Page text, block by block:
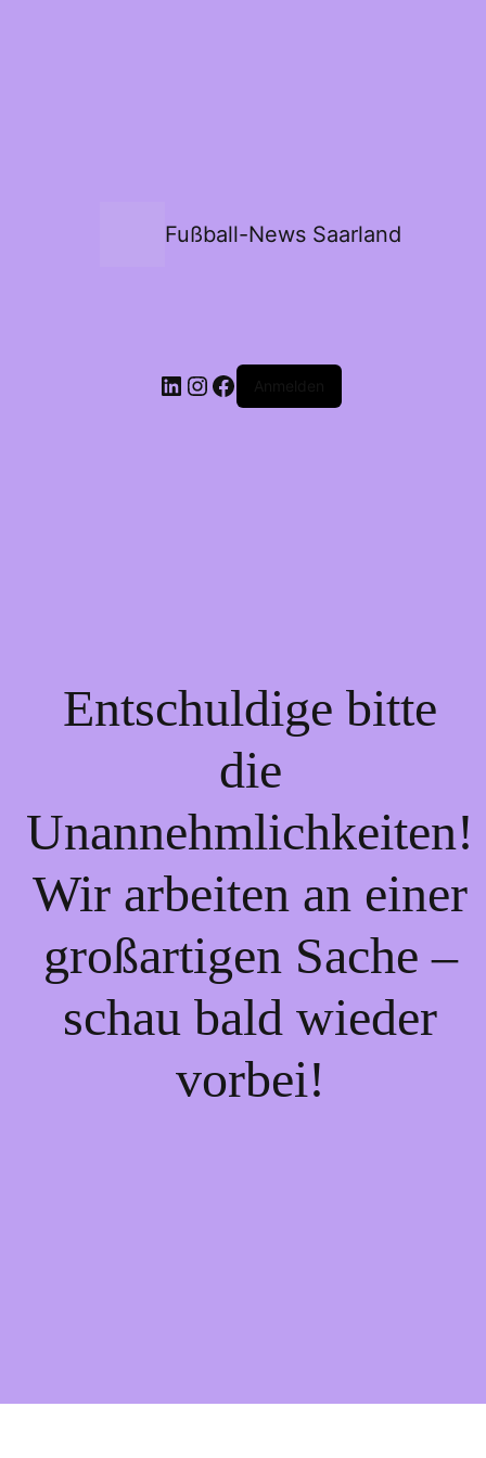
Fußball-News Saarland
Entschuldige bitte
die
Unannehmlichkeiten!
Wir arbeiten an einer
großartigen Sache –
schau bald wieder
vorbei!